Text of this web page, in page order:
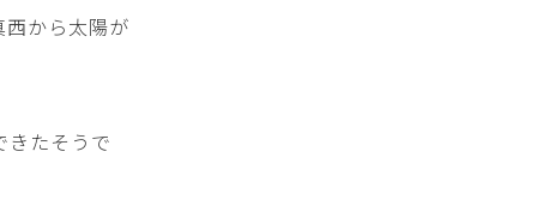
から太陽が
きたそうで